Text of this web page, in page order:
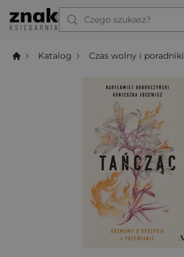
Czego szukasz?
Katalog Czas wolny i poradniki